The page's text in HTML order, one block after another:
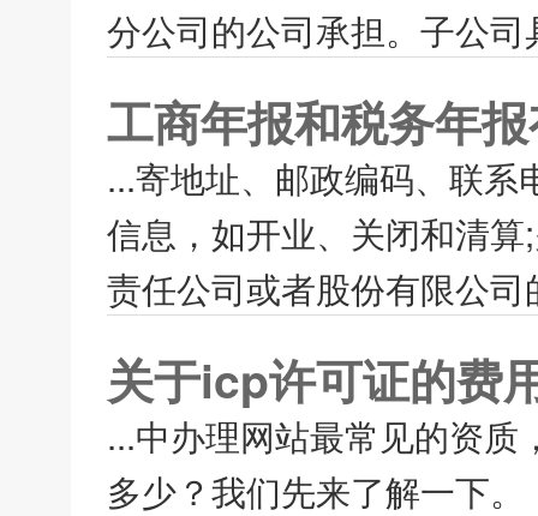
分公司的公司承担。子公
工商年报和税务年
...寄地址、邮政编码、联
信息，如开业、关闭和清
责任公司或者股份有限公
关于icp许可证的费
...中办理网站最常见的资
多少？我们先来了解一下